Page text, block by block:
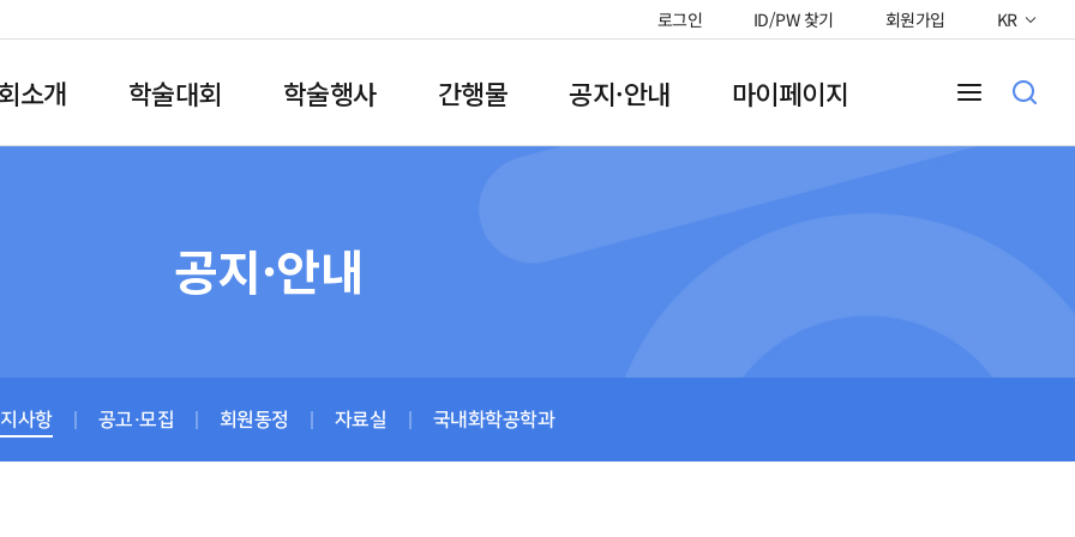
로그인 ID/PW 찾기 회원가입 KR
소개 학술대회 학술행사 간행물 공지·안내 마이페이지
공지·안내
사항 공고·모집 회원동정 자료실 국내화학공학과